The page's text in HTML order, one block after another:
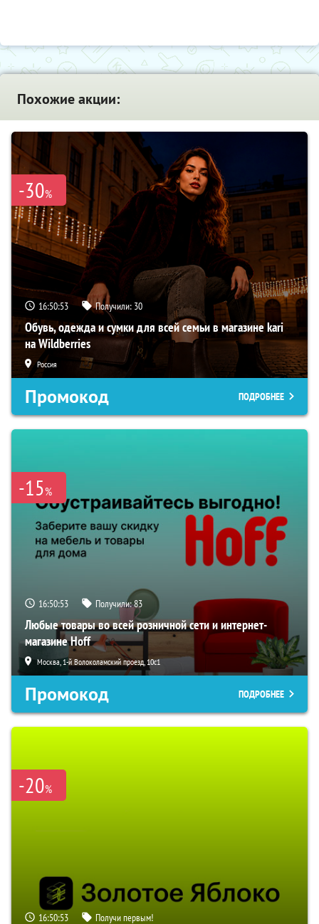
Похожие акции:
-30%
16:50:52 Получили: 30
Обувь, одежда и сумки для всей семьи в магазине kari
на Wildberries
Россия
Промокод ПОДРОБНЕЕ
-15%
16:50:52 Получили:83
Любые товары во всей розничной сети и интернет-
магазине Hoff
Москва, 1-й Волоколамский проезд, 10с1
Промокод ПОДРОБНЕЕ
-20%
16:50:52 Получи первым!